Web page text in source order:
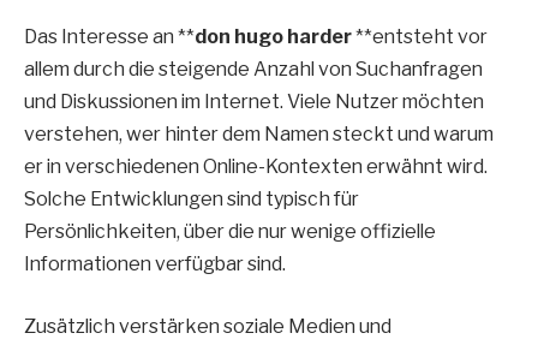
Das Interesse an **don hugo harder**entsteht vor
allem durch die steigende Anzahl von Suchanfragen
und Diskussionen im Internet. Viele Nutzer möchten
verstehen, wer hinter dem Namen steckt und warum
er in verschiedenen Online-Kontexten erwähnt wird.
Solche Entwicklungen sind typisch für
Persönlichkeiten, über die nur wenige offizielle
Informationen verfügbar sind.
Zusätzlich verstärken soziale Medien und